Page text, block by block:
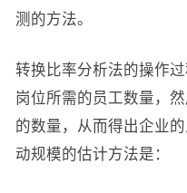
测的方法。
转换比率分析法的操作
岗位所需的员工数量，
的数量，从而得出企业
动规模的估计方法是：